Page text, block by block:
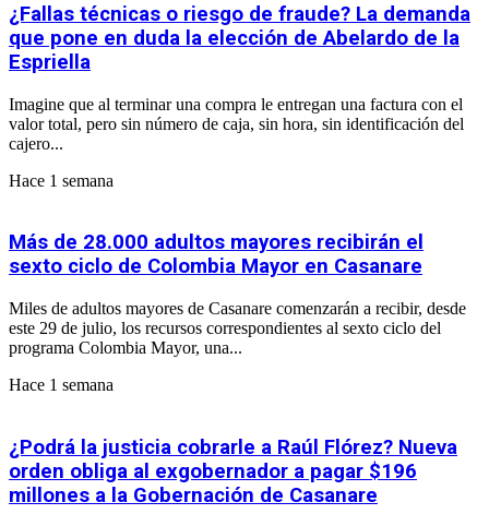
¿Fallas técnicas o riesgo de fraude? La demanda
que pone en duda la elección de Abelardo de la
Espriella
Imagine que al terminar una compra le entregan una factura con el
valor total, pero sin número de caja, sin hora, sin identificación del
cajero...
Hace 1 semana
Más de 28.000 adultos mayores recibirán el
sexto ciclo de Colombia Mayor en Casanare
Miles de adultos mayores de Casanare comenzarán a recibir, desde
este 29 de julio, los recursos correspondientes al sexto ciclo del
programa Colombia Mayor, una...
Hace 1 semana
¿Podrá la justicia cobrarle a Raúl Flórez? Nueva
orden obliga al exgobernador a pagar $196
millones a la Gobernación de Casanare